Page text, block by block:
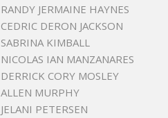
RANDY JERMAINE HAYNES
CEDRIC DERON JACKSON
SABRINA KIMBALL
NICOLAS IAN MANZANARES
DERRICK CORY MOSLEY
ALLEN MURPHY
JELANI PETERSEN